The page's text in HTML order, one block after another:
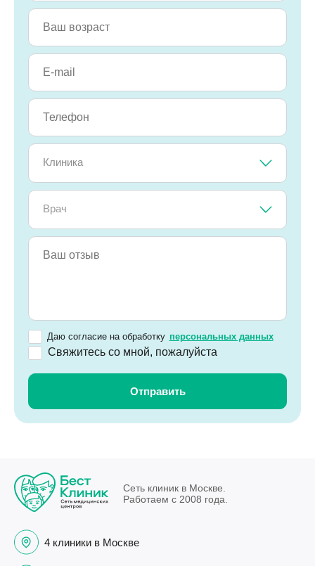
Клиника
Врач
Даю согласие на обработку персональных данных
Свяжитесь со мной, пожалуйста
Сеть клиник в Москве.
Работаем с 2008 года.
4 клиники в Москве